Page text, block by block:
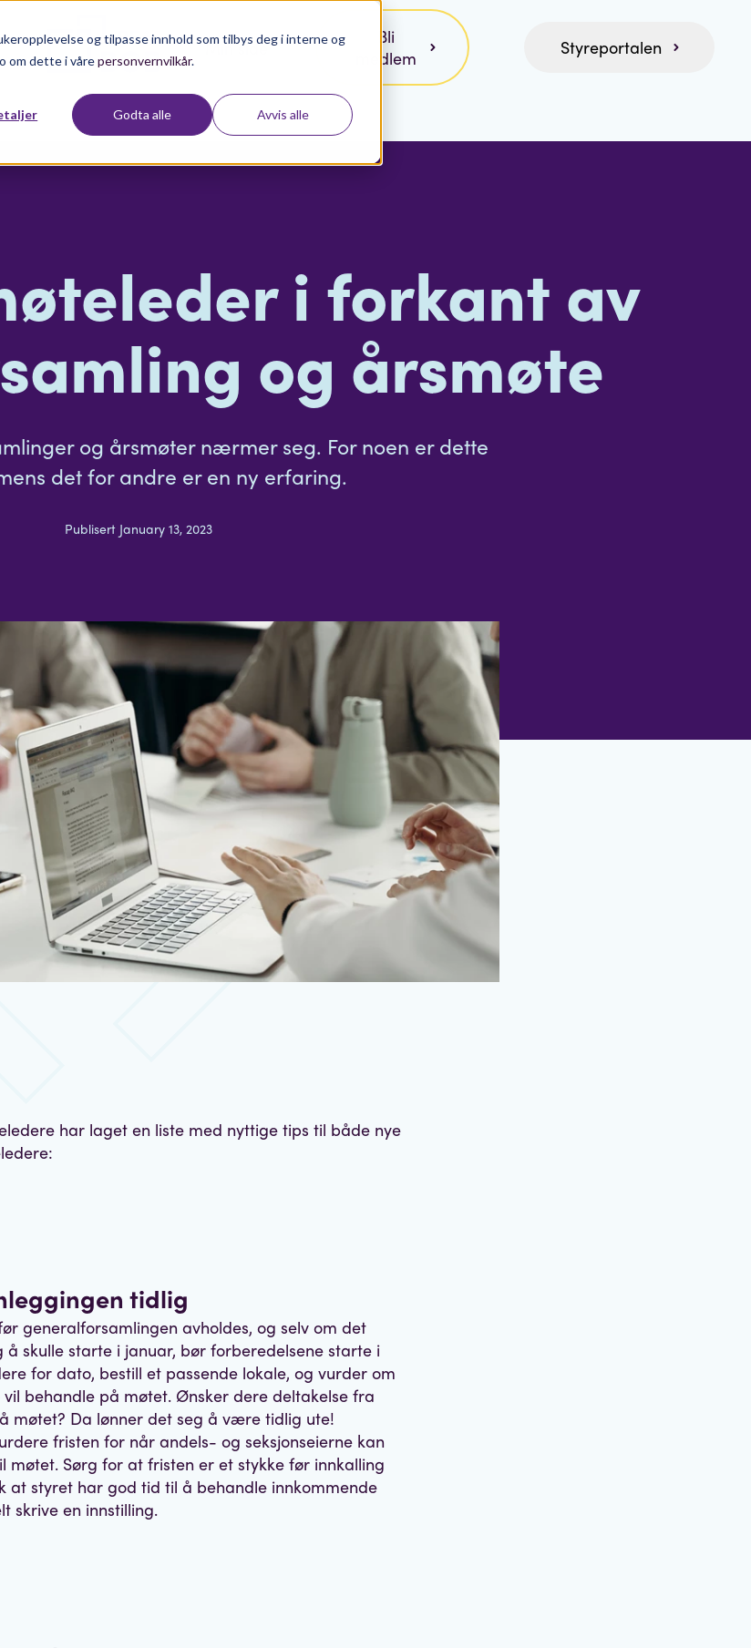
og tilpasse innhold som tilbys deg i interne og
om dette i vårepersonvernvilkår.
Godta alle Avvis alle
Min side
Bli
medlem
Styreportalen
i forkant av
og årsmøte
og årsmøter nærmer seg. For noen er dette
det for andre er en ny erfaring.
Publisert January 13, 2023
har laget en liste med nyttige tips til både nye
tidlig
generalforsamlingen avholdes, og selv om det
å skulle starte i januar, bør forberedelsene starte i
for dato, bestill et passende lokale, og vurder om
behandle på møtet. Ønsker dere deltakelse fra
møtet? Da lønner det seg å være tidlig ute!
fristen for når andels- og seksjonseierne kan
møtet. Sørg for at fristen er et stykke før innkalling
at styret har god tid til å behandle innkommende
skrive en innstilling.